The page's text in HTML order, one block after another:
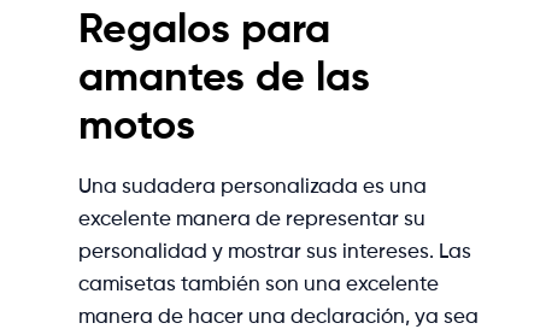
Regalos para
amantes de las
motos
Una sudadera personalizada es una
excelente manera de representar su
personalidad y mostrar sus intereses. Las
camisetas también son una excelente
manera de hacer una declaración, ya sea